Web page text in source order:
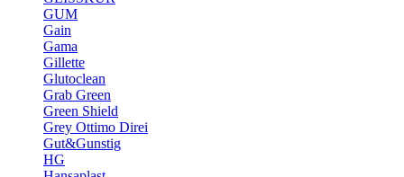
GUM
Gain
Gama
Gillette
Glutoclean
Grab Green
Green Shield
Grey Ottimo Direi
Gut&Gunstig
HG